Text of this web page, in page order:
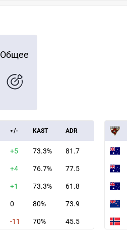
Общее
+/- KAST ADR
+5 73.3% 81.7
+4 76.7% 77.5
+1 73.3% 61.8
0 80% 73.9
-11 70% 45.5